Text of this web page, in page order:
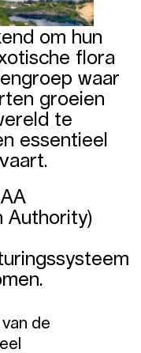
om hun
flora
waar
groeien
te
essentieel
Authority)
de